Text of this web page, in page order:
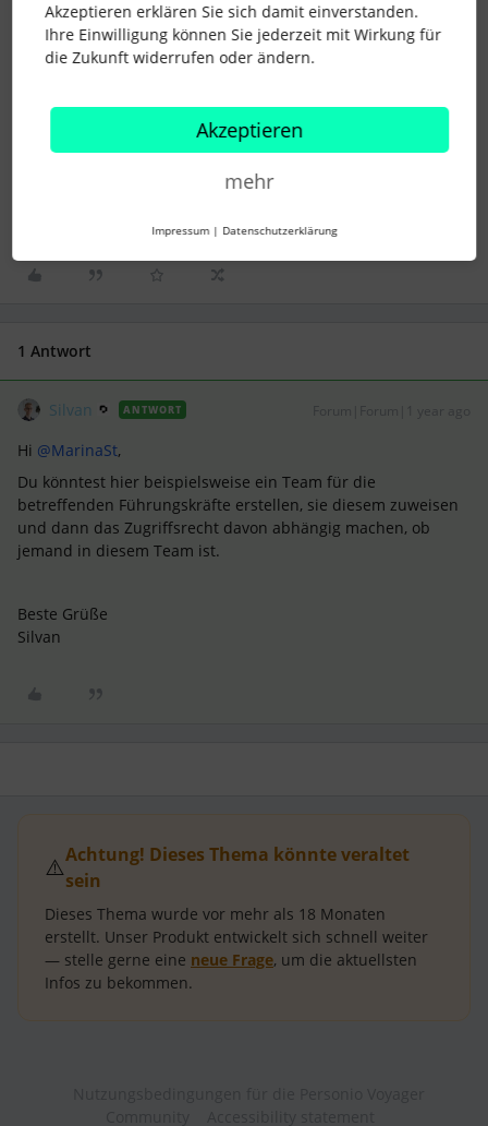
Beste Grüße
Silvan
1 Antwort
Silvan ANTWORT
Hi ​ @MarinaSt,
Du könntest hier beispielsweise ein Team für die
betreffenden Führungskräfte erstellen, sie diesem zuweisen
und dann das Zugriffsrecht davon abhängig machen, ob
jemand in diesem Team ist.
Beste Grüße
Silvan
⚠️Achtung! Dieses Thema könnte veraltet
sein
Dieses Thema wurde vor mehr als 18 Monaten
erstellt. Unser Produkt entwickelt sich schnell weiter
— stelle gerne eine neue Frage, um die aktuellsten
Infos zu bekommen.
Akzeptieren erklären Sie sich damit einverstanden.
Ihre Einwilligung können Sie jederzeit mit Wirkung für
die Zukunft widerrufen oder ändern.
Akzeptieren
mehr
Impressum | Datenschutzerklärung